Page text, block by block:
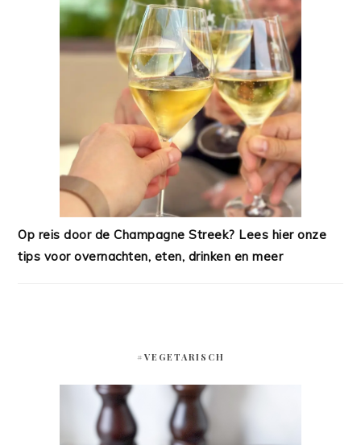
Op reis door de Champagne Streek? Lees hier onze
tips voor overnachten, eten, drinken en meer
#VEGETARISCH